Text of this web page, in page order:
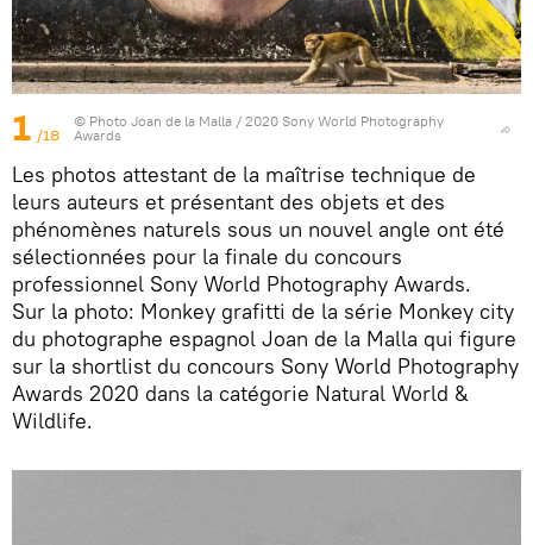
1 /18
© Photo Joan de la Malla / 2020 Sony World Photography
Awards
Les photos attestant de la maîtrise technique de
leurs auteurs et présentant des objets et des
phénomènes naturels sous un nouvel angle ont été
sélectionnées pour la finale du concours
professionnel Sony World Photography Awards.
Sur la photo: Monkey grafitti de la série Monkey city
du photographe espagnol Joan de la Malla qui figure
sur la shortlist du concours Sony World Photography
Awards 2020 dans la catégorie Natural World &
Wildlife.